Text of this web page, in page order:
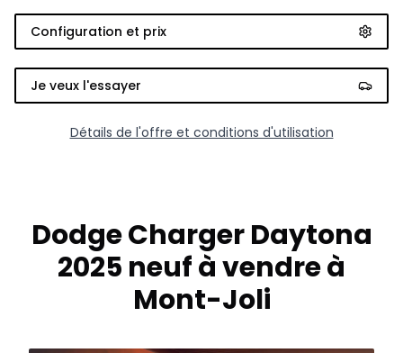
Configuration et prix
Je veux l'essayer
Détails de l'offre et conditions d'utilisation
Dodge Charger Daytona
2025 neuf à vendre à
Mont-Joli